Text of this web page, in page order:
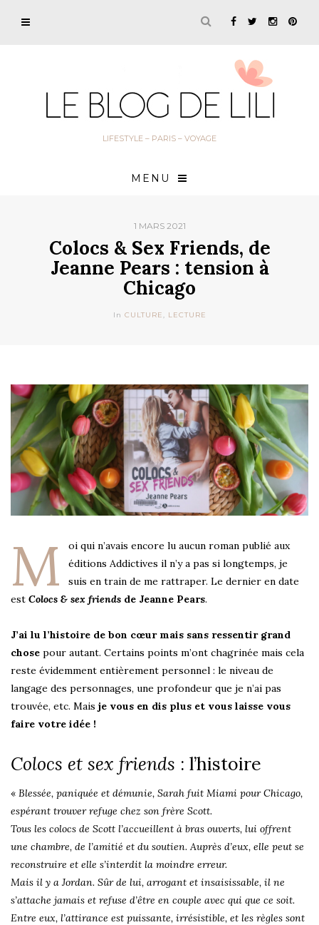
LIFESTYLE – PARIS – VOYAGE
MENU
1 MARS 2021
Colocs & Sex Friends, de
Jeanne Pears : tension à
Chicago
In CULTURE, LECTURE
M
oi qui n’avais encore lu aucun roman publié aux
éditions Addictives il n’y a pas si longtemps, je
suis en train de me rattraper. Le dernier en date
est Colocs & sex friends de Jeanne Pears.
J’ai lu l’histoire de bon cœur mais sans ressentir grand
chose pour autant. Certains points m’ont chagrinée mais cela
reste évidemment entièrement personnel : le niveau de
langage des personnages, une profondeur que je n’ai pas
trouvée, etc. Mais je vous en dis plus et vous laisse vous
faire votre idée !
Colocs et sex friends : l’histoire
« Blessée, paniquée et démunie, Sarah fuit Miami pour Chicago,
espérant trouver refuge chez son frère Scott.
Tous les colocs de Scott l’accueillent à bras ouverts, lui offrent
une chambre, de l’amitié et du soutien. Auprès d’eux, elle peut se
reconstruire et elle s’interdit la moindre erreur.
Mais il y a Jordan. Sûr de lui, arrogant et insaisissable, il ne
s’attache jamais et refuse d’être en couple avec qui que ce soit.
Entre eux, l’attirance est puissante, irrésistible, et les règles sont